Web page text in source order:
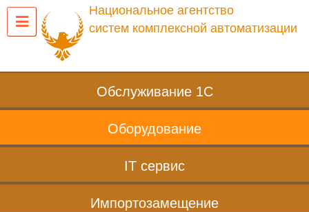
Национальное агентство
систем комплексной автоматизации
Обслуживание 1С
Оборудование
IT сервис
Импортозамещение